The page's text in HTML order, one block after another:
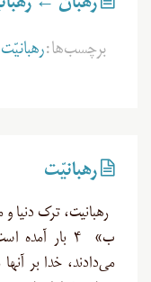
رهبان ←
برچسب‌ها:رهبانیّت
رهبانیّت
رهبانیت، ترک دنیا
ب» ۴ بار
می‌دادند، خدا بر